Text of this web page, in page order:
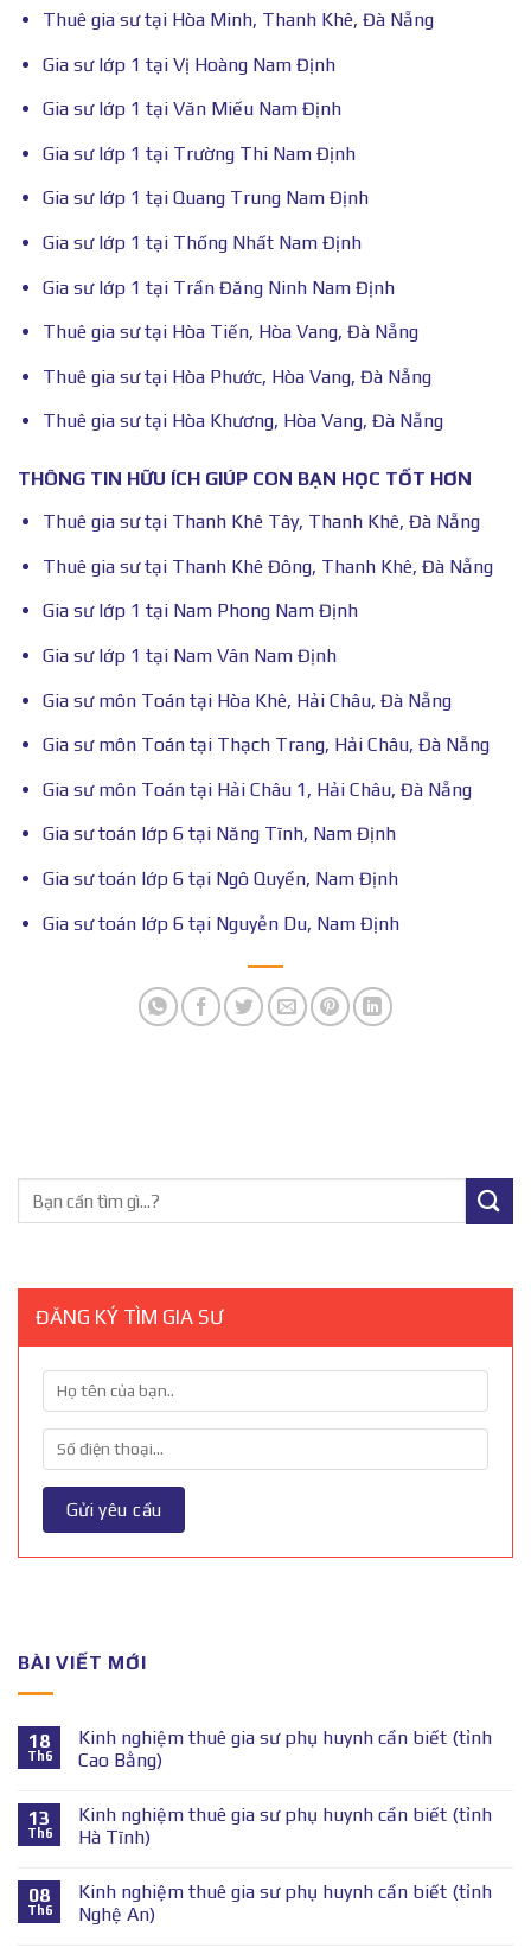
Thuê gia sư tại Hòa Minh, Thanh Khê, Đà Nẵng
Gia sư lớp 1 tại Vị Hoàng Nam Định
Gia sư lớp 1 tại Văn Miếu Nam Định
Gia sư lớp 1 tại Trường Thi Nam Định
Gia sư lớp 1 tại Quang Trung Nam Định
Gia sư lớp 1 tại Thống Nhất Nam Định
Gia sư lớp 1 tại Trần Đăng Ninh Nam Định
Thuê gia sư tại Hòa Tiến, Hòa Vang, Đà Nẵng
Thuê gia sư tại Hòa Phước, Hòa Vang, Đà Nẵng
Thuê gia sư tại Hòa Khương, Hòa Vang, Đà Nẵng
THÔNG TIN HỮU ÍCH GIÚP CON BẠN HỌC TỐT HƠN
Thuê gia sư tại Thanh Khê Tây, Thanh Khê, Đà Nẵng
Thuê gia sư tại Thanh Khê Đông, Thanh Khê, Đà Nẵng
Gia sư lớp 1 tại Nam Phong Nam Định
Gia sư lớp 1 tại Nam Vân Nam Định
Gia sư môn Toán tại Hòa Khê, Hải Châu, Đà Nẵng
Gia sư môn Toán tại Thạch Trang, Hải Châu, Đà Nẵng
Gia sư môn Toán tại Hải Châu 1, Hải Châu, Đà Nẵng
Gia sư toán lớp 6 tại Năng Tĩnh, Nam Định
Gia sư toán lớp 6 tại Ngô Quyền, Nam Định
Gia sư toán lớp 6 tại Nguyễn Du, Nam Định
ĐĂNG KÝ TÌM GIA SƯ
BÀI VIẾT MỚI
18
Th6
Kinh nghiệm thuê gia sư phụ huynh cần biết (tỉnh
Cao Bằng)
13
Th6
Kinh nghiệm thuê gia sư phụ huynh cần biết (tỉnh
Hà Tĩnh)
08
Th6
Kinh nghiệm thuê gia sư phụ huynh cần biết (tỉnh
Nghệ An)